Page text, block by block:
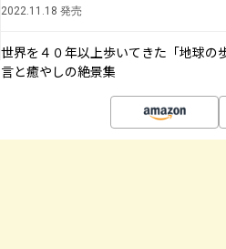
2022.11.18 発売
世界を４０年以上歩いてきた「地球の
言と癒やしの絶景集